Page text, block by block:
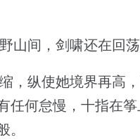
山间，剑啸还在回荡
，纵使她境界再高
任何怠慢，十指在
。